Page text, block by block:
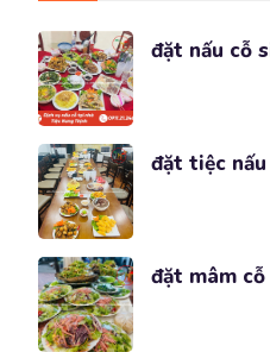
đặt nấu cỗ
đặt tiệc
đặt mâm